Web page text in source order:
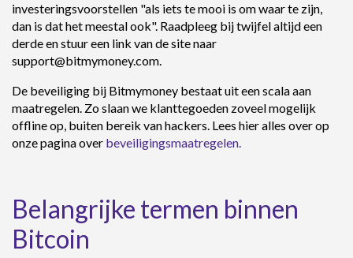
investeringsvoorstellen "als iets te mooi is om waar te zijn,
dan is dat het meestal ook". Raadpleeg bij twijfel altijd een
derde en stuur een link van de site naar
support@bitmymoney.com.
De beveiliging bij Bitmymoney bestaat uit een scala aan
maatregelen. Zo slaan we klanttegoeden zoveel mogelijk
offline op, buiten bereik van hackers. Lees hier alles over op
onze pagina over beveiligingsmaatregelen.
Belangrijke termen binnen
Bitcoin